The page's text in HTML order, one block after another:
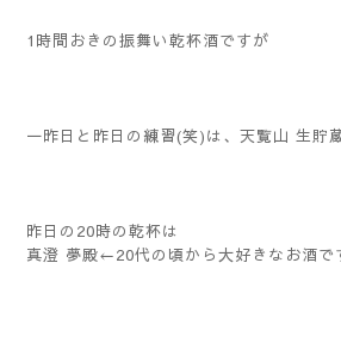
1時間おきの振舞い乾杯酒ですが
一昨日と昨日の練習(笑)は、天覧山 生貯
昨日の20時の乾杯は
真澄 夢殿←20代の頃から大好きなお酒